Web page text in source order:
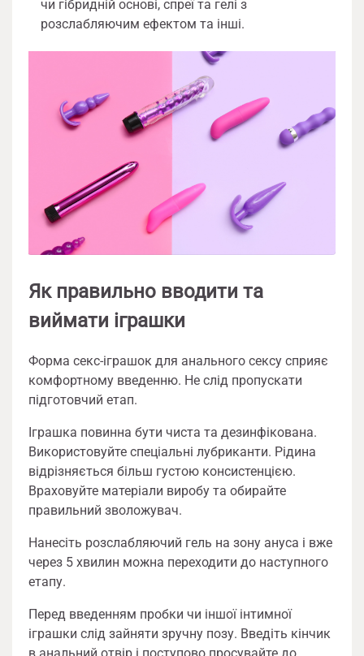
чи гібридній основі, спреї та гелі з
розслабляючим ефектом та інші.
Як правильно вводити та
виймати іграшки
Форма секс-іграшок для анального сексу сприяє
комфортному введенню. Не слід пропускати
підготовчий етап.
Іграшка повинна бути чиста та дезинфікована.
Використовуйте спеціальні лубриканти. Рідина
відрізняється більш густою консистенцією.
Враховуйте матеріали виробу та обирайте
правильний зволожувач.
Нанесіть розслабляючий гель на зону ануса і вже
через 5 хвилин можна переходити до наступного
етапу.
Перед введенням пробки чи іншої інтимної
іграшки слід зайняти зручну позу. Введіть кінчик
в анальний отвір і поступово просувайте до